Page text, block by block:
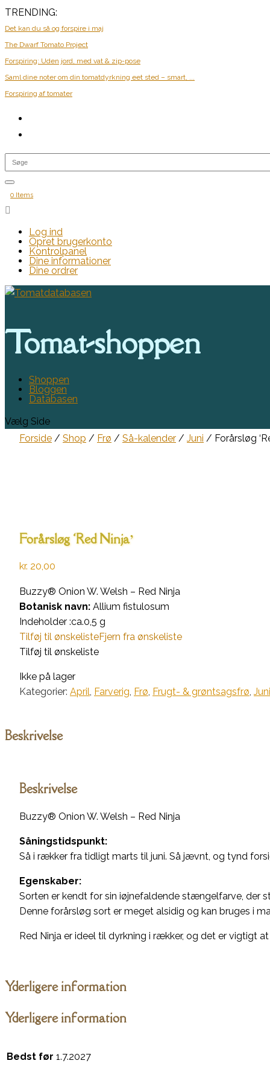
TRENDING:
Det kan du så og forspire i maj
The Dwarf Tomato Project
Forspiring: Uden jord, med vat & zip-pose
Saml dine noter om din tomatdyrkning eet sted – smart, ...
Forspiring af tomater
0 Items

Log ind
Opret brugerkonto
Kontrolpanel
Dine informationer
Dine ordrer
Tomat-shoppen
Shoppen
Bloggen
Databasen
Vælg Side
Forside / Shop / Frø / Så-kalender / Juni / Forårsløg
Forårsløg ‘Red Ninja’
kr. 20,00
Buzzy® Onion W. Welsh – Red Ninja
Botanisk navn: Allium fistulosum
Indeholder :ca.0,5 g
Tilføj til ønskelisteFjern fra ønskeliste
Tilføj til ønskeliste
Ikke på lager
Kategorier: April Farverig Frø Frugt- & grøntsagsfrø Juni
Beskrivelse
Beskrivelse
Buzzy® Onion W. Welsh – Red Ninja
Såningstidspunkt:
Så i rækker fra tidligt marts til juni. Så jævnt, og tynd
Egenskaber:
Sorten er kendt for sin iøjnefaldende stængelfarve, der
Denne forårsløg sort er meget alsidig og kan bruges i
Red Ninja er ideel til dyrkning i rækker, og det er vigtigt
Yderligere information
Yderligere information
Bedst før 1.7.2027